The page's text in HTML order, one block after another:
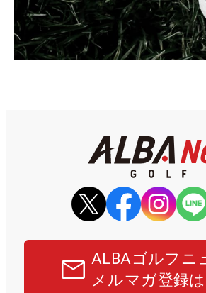
ALBAゴルフニ
メルマガ登録